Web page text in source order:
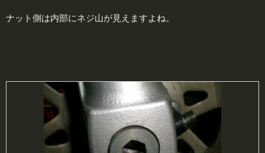
ナット側は内部にネジ山が見えますよね。